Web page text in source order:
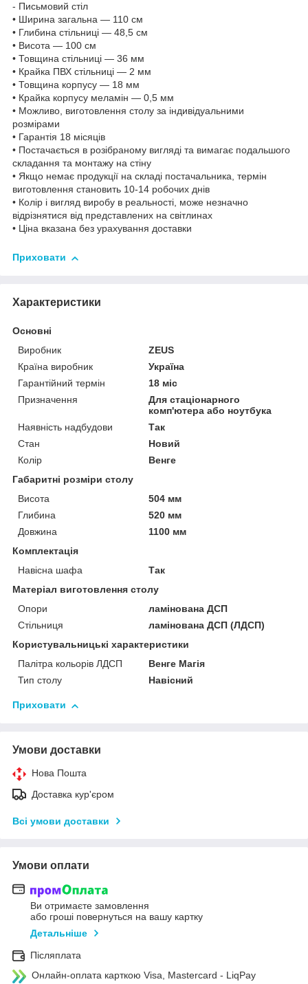
- Письмовий стіл
• Ширина загальна — 110 см
• Глибина стільниці — 48,5 см
• Висота — 100 см
• Товщина стільниці — 36 мм
• Крайка ПВХ стільниці — 2 мм
• Товщина корпусу — 18 мм
• Крайка корпусу меламін — 0,5 мм
• Можливо, виготовлення столу за індивідуальними
розмірами
• Гарантія 18 місяців
• Постачається в розібраному вигляді та вимагає подальшого
складання та монтажу на стіну
• Якщо немає продукції на складі постачальника, термін
виготовлення становить 10-14 робочих днів
• Колір і вигляд виробу в реальності, може незначно
відрізнятися від представлених на світлинах
• Ціна вказана без урахування доставки
Приховати
Характеристики
Основні
Виробник
ZEUS
Країна виробник
Україна
Гарантійний термін
18 міс
Призначення
Для стаціонарного
комп'ютера або ноутбука
Наявність надбудови
Так
Стан
Новий
Колір
Венге
Габаритні розміри столу
Висота
504 мм
Глибина
520 мм
Довжина
1100 мм
Комплектація
Навісна шафа
Так
Матеріал виготовлення столу
Опори
ламінована ДСП
Стільниця
ламінована ДСП (ЛДСП)
Користувальницькі характеристики
Палітра кольорів ЛДСП
Венге Магія
Тип столу
Навісний
Приховати
Умови доставки
Нова Пошта
Доставка кур'єром
Всі умови доставки
Умови оплати
Ви отримаєте замовлення
або гроші повернуться на вашу картку
Детальніше
Післяплата
Онлайн-оплата карткою Visa, Mastercard - LiqPay